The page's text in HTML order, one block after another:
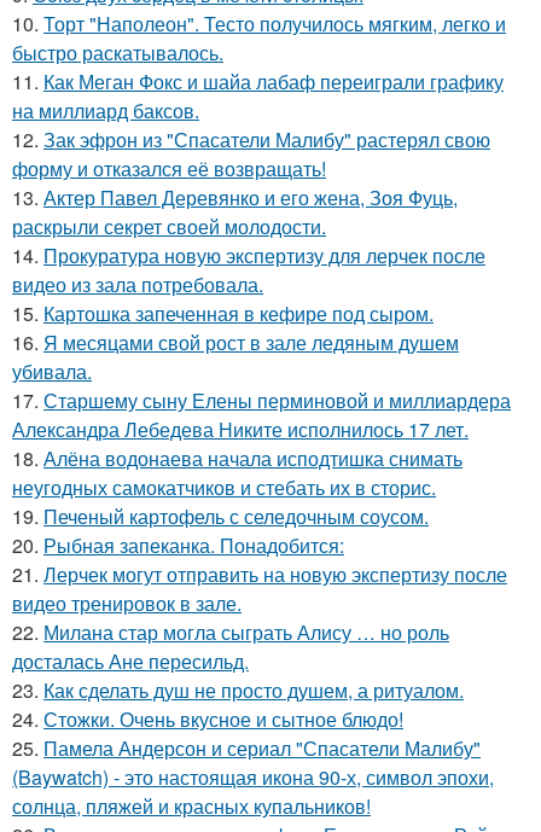
10. Торт "Наполеон". Тесто получилось мягким, легко и
быстро раскатывалось.
11. Как Меган Фокс и шайа лабаф переиграли графику
на миллиард баксов.
12. Зак эфрон из "Спасатели Малибу" растерял свою
форму и отказался её возвращать!
13. Актер Павел Деревянко и его жена, Зоя Фуць,
раскрыли секрет своей молодости.
14. Прокуратура новую экспертизу для лерчек после
видео из зала потребовала.
15. Картошка запеченная в кефире под сыром.
16. Я месяцами свой рост в зале ледяным душем
убивала.
17. Старшему сыну Елены перминовой и миллиардера
Александра Лебедева Никите исполнилось 17 лет.
18. Алёна водонаева начала исподтишка снимать
неугодных самокатчиков и стебать их в сторис.
19. Печеный картофель с селедочным соусом.
20. Рыбная запеканка. Понадобится:
21. Лерчек могут отправить на новую экспертизу после
видео тренировок в зале.
22. Милана стар могла сыграть Алису … но роль
досталась Ане пересильд.
23. Как сделать душ не просто душем, а ритуалом.
24. Стожки. Очень вкусное и сытное блюдо!
25. Памела Андерсон и сериал "Спасатели Малибу"
(Baywatch) - это настоящая икона 90-х, символ эпохи,
солнца, пляжей и красных купальников!